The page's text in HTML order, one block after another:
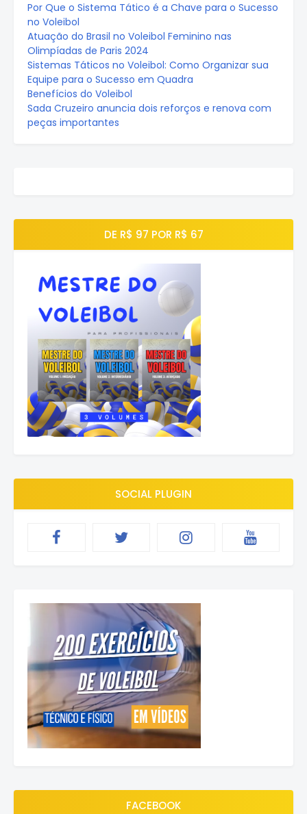
Por Que o Sistema Tático é a Chave para o Sucesso
no Voleibol
Atuação do Brasil no Voleibol Feminino nas
Olimpíadas de Paris 2024
Sistemas Táticos no Voleibol: Como Organizar sua
Equipe para o Sucesso em Quadra
Benefícios do Voleibol
Sada Cruzeiro anuncia dois reforços e renova com
peças importantes
DE R$ 97 POR R$ 67
SOCIAL PLUGIN
FACEBOOK